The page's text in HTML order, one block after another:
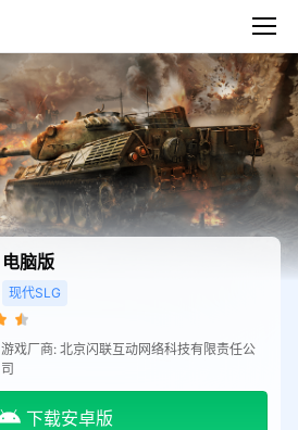
电脑版
现代SLG
游戏厂商: 北京闪联互动网络科技有限责任公
司
下载安卓版